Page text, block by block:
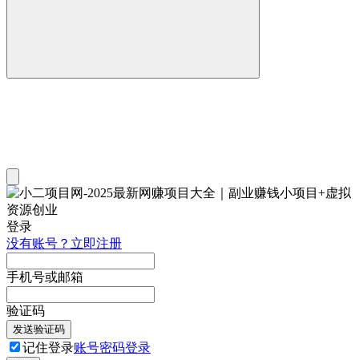
登录
没有账号？立即注册
手机号或邮箱
验证码
发送验证码
记住登录账号密码登录